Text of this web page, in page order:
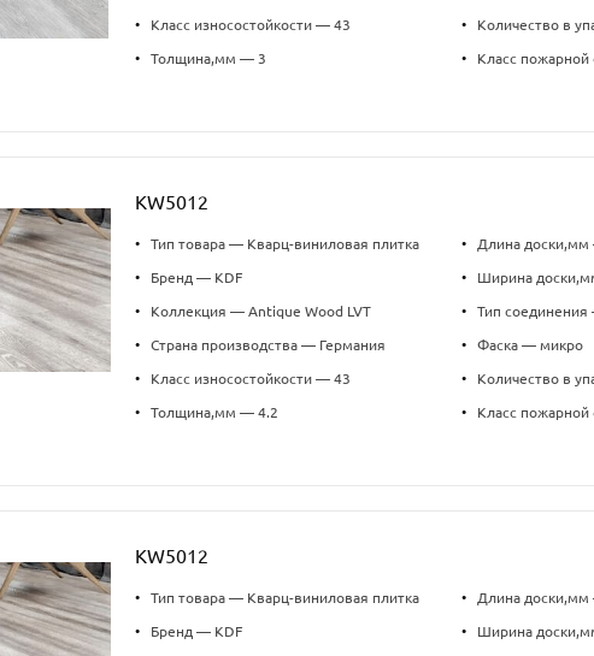
• Класс износостойкости — 43
• Толщина,мм — 3
• Количество в
• Класс
KW5012
• Тип товара — Кварц-виниловая плитка
• Бренд — KDF
• Коллекция — Antique Wood LVT
• Страна производства — Германия
• Класс износостойкости — 43
• Толщина,мм — 4.2
• Длина
• Ширина
• Тип
• Фаска — микро
• Количество в
• Класс
KW5012
• Тип товара — Кварц-виниловая плитка
• Бренд — KDF
• Длина
• Ширина